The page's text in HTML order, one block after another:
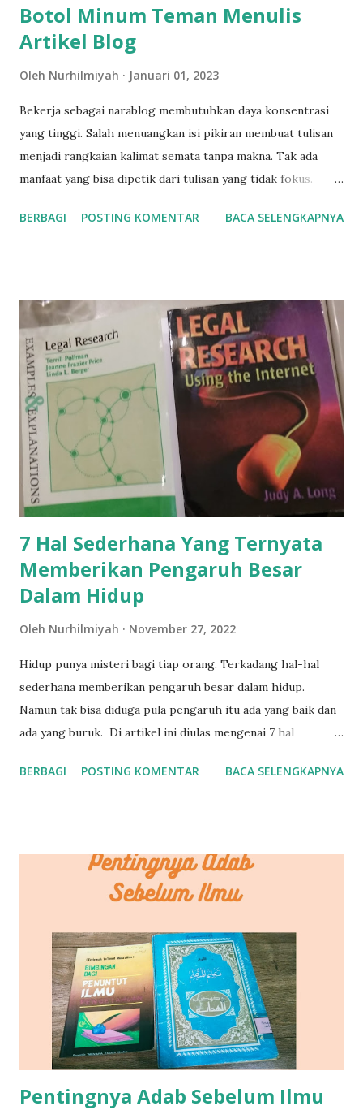
Botol Minum Teman Menulis
Artikel Blog
Oleh Nurhilmiyah Januari 01, 2023
Bekerja sebagai narablog membutuhkan daya konsentrasi
yang tinggi. Salah menuangkan isi pikiran membuat tulisan
menjadi rangkaian kalimat semata tanpa makna. Tak ada
manfaat yang bisa dipetik dari tulisan yang tidak fokus.
artikel blognya, solusinya adalah memperbanyak minum air
manfaat banyak minum air putih sudah dilakukan oleh para
peneliti. Bahkan manusia hanya sanggup bertahan hidup 2-4
hari tanpa minum air, selanjutnya tubuhnya akan terancam
dehidrasi parah, kulit menjadi keriput, berakibat pada
hilangnya kesadaran dan akhirnya meninggal dunia.
Sementara jika tidak ada makanan manusia bisa bertahan
satu minggu. Namun jika tidak mendapatkan makanan tetapi
bisa minum saja, manusia mampu bertahan hidup hingga
tiga bulan. Karena air berfungsi air berfungsi untu...
BERBAGI POSTING KOMENTAR BACA SELENGKAPNYA
7 Hal Sederhana Yang Ternyata
Memberikan Pengaruh Besar
Dalam Hidup
Oleh Nurhilmiyah November 27, 2022
Hidup punya misteri bagi tiap orang. Terkadang hal-hal
sederhana memberikan pengaruh besar dalam hidup.
Namun tak bisa diduga pula pengaruh itu ada yang baik dan
ada yang buruk. Di artikel ini diulas mengenai 7 hal
dalam hidup. Tentunya pengaruh yang positif. 7 Hal
mewakili kata amat sangat keranjingan. Rasanya dalam
sehari tidak membaca buku meski cuma satu halaman, saya
sekolah, buku cerita, koran, kalau zaman sekarang buku
elektronik. Tak pernah menyangka kebiasaan sepele sejak
usia dini itu mengantarkan saya menjadi seorang dosen yang
mau tidak mau hidup kesehariannya memang bergelimang
buku. Baik buku yang dikarang sendiri maupun buku-buku
yang disitasi atau dijadikan referensi dalam membuat suatu
karya tu...
BERBAGI POSTING KOMENTAR BACA SELENGKAPNYA
Pentingnya Adab Sebelum Ilmu